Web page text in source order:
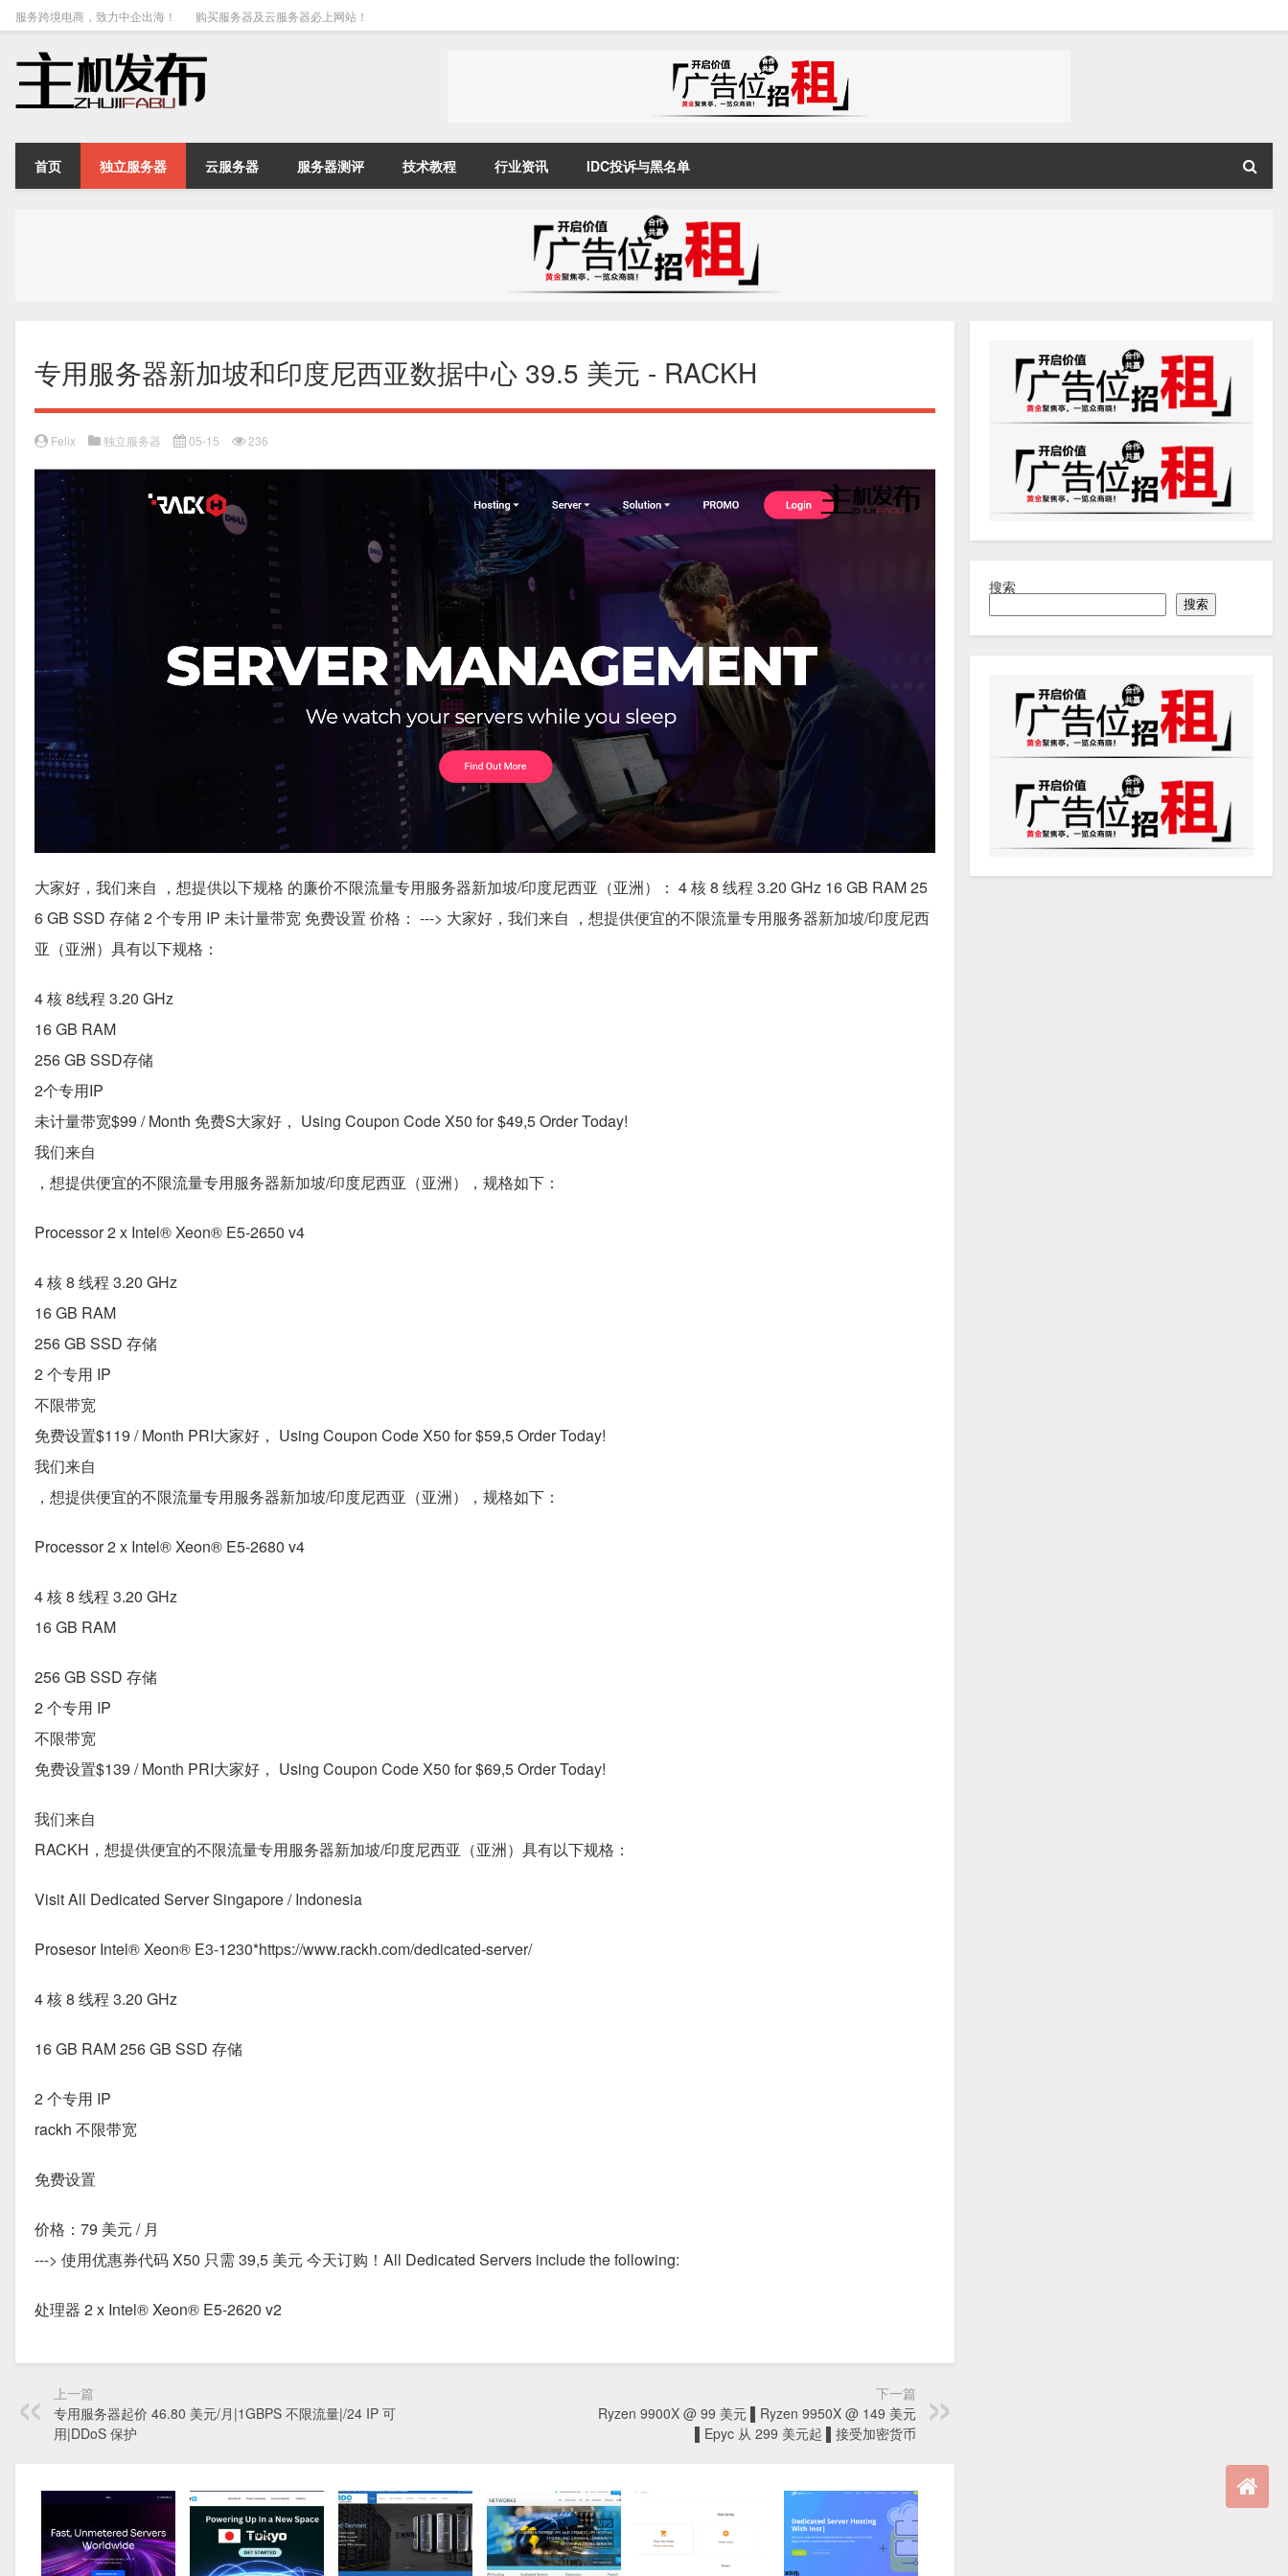
服务跨境电商，致力中企出海！ 购买服务器及云服务器必上网站！
首页 独立服务器 云服务器 服务器测评 技术教程 行业资讯 IDC投诉与黑名单
专用服务器新加坡和印度尼西亚数据中心 39.5 美元 - RACKH
Felix 独立服务器 05-15 236
大家好，我们来自 ，想提供以下规格 的廉价不限流量专用服务器新加坡/印度尼西亚（亚洲）： 4 核 8 线程 3.20 GHz 16 GB RAM 25
6 GB SSD 存储 2 个专用 IP 未计量带宽 免费设置 价格： ---> 大家好，我们来自 ，想提供便宜的不限流量专用服务器新加坡/印度尼西
亚（亚洲）具有以下规格：
4 核 8线程 3.20 GHz
16 GB RAM
256 GB SSD存储
2个专用IP
未计量带宽$99 / Month 免费S大家好， Using Coupon Code X50 for $49,5 Order Today!
我们来自
，想提供便宜的不限流量专用服务器新加坡/印度尼西亚（亚洲），规格如下：
Processor 2 x Intel® Xeon® E5-2650 v4
4 核 8 线程 3.20 GHz
16 GB RAM
256 GB SSD 存储
2 个专用 IP
不限带宽
免费设置$119 / Month PRI大家好， Using Coupon Code X50 for $59,5 Order Today!
我们来自
，想提供便宜的不限流量专用服务器新加坡/印度尼西亚（亚洲），规格如下：
Processor 2 x Intel® Xeon® E5-2680 v4
4 核 8 线程 3.20 GHz
16 GB RAM
256 GB SSD 存储
2 个专用 IP
不限带宽
免费设置$139 / Month PRI大家好， Using Coupon Code X50 for $69,5 Order Today!
我们来自
RACKH，想提供便宜的不限流量专用服务器新加坡/印度尼西亚（亚洲）具有以下规格：
Visit All Dedicated Server Singapore / Indonesia
Prosesor Intel® Xeon® E3-1230*https://www.rackh.com/dedicated-server/
4 核 8 线程 3.20 GHz
16 GB RAM256 GB SSD 存储
2 个专用 IP
rackh 不限带宽
免费设置
价格：79 美元 / 月
---> 使用优惠券代码 X50 只需 39,5 美元 今天订购！All Dedicated Servers include the following:
处理器 2 x Intel® Xeon® E5-2620 v2
上一篇
专用服务器起价 46.80 美元/月|1GBPS 不限流量|/24 IP 可
用|DDoS 保护
下一篇
Ryzen 9900X @ 99 美元 ▌Ryzen 9950X @ 149 美元
▌Epyc 从 299 美元起 ▌接受加密货币
搜索
搜索